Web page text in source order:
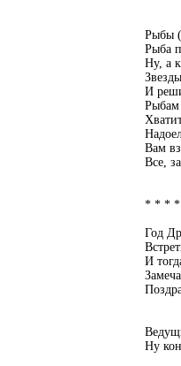
Рыбы
Рыба
Ну, а
И
Рыбам
Вам
Все,
* * *
Год
И
Ну